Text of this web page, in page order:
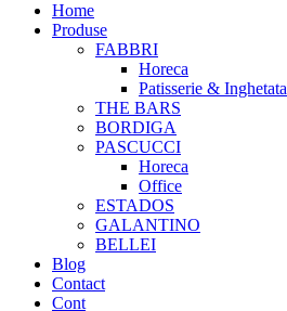
Home
Produse
FABBRI
Horeca
Patisserie & Inghetata
THE BARS
BORDIGA
PASCUCCI
Horeca
Office
ESTADOS
GALANTINO
BELLEI
Blog
Contact
Cont